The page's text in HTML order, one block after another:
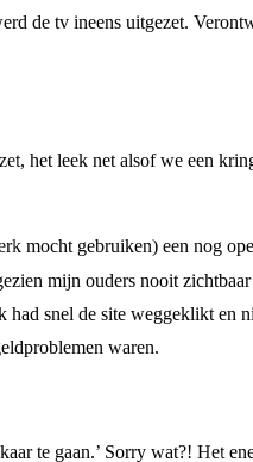
de tv ineens uitgezet.
het leek net alsof we een
gebruiken) een nog
mijn ouders nooit zichtbaar
snel de site weggeklikt en
waren.
te gaan.’ Sorry wat?! Het